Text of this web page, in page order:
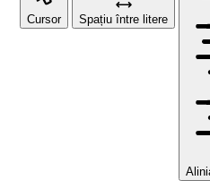
Cursor Spațiu între litere